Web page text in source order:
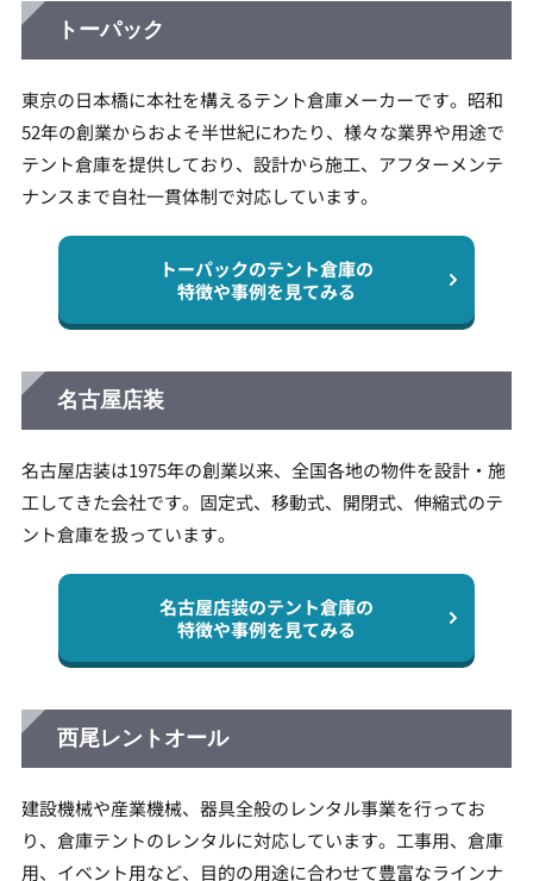
トーパック
東京の日本橋に本社を構えるテント倉庫メーカーです。昭和
52年の創業からおよそ半世紀にわたり、様々な業界や用途で
テント倉庫を提供しており、設計から施工、アフターメンテ
ナンスまで自社一貫体制で対応しています。
トーパックのテント倉庫の
特徴や事例を見てみる
名古屋店装
名古屋店装は1975年の創業以来、全国各地の物件を設計・施
工してきた会社です。固定式、移動式、開閉式、伸縮式のテ
ント倉庫を扱っています。
名古屋店装のテント倉庫の
特徴や事例を見てみる
西尾レントオール
建設機械や産業機械、器具全般のレンタル事業を行ってお
り、倉庫テントのレンタルに対応しています。工事用、倉庫
用、イベント用など、目的の用途に合わせて豊富なラインナ